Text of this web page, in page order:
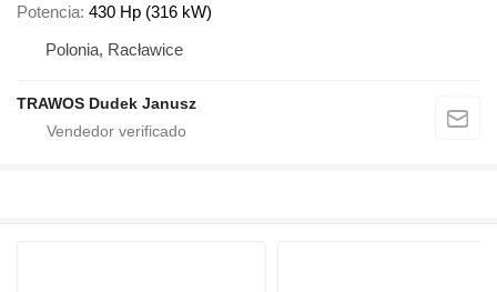
Potencia 430 Hp (316 kW)
Polonia, Racławice
TRAWOS Dudek Janusz